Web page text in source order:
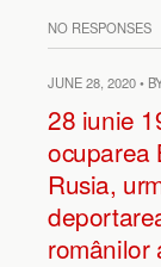
NO RESPONSES
JUNE 28, 2020 •
28 iunie
ocuparea
Rusia,
românilor